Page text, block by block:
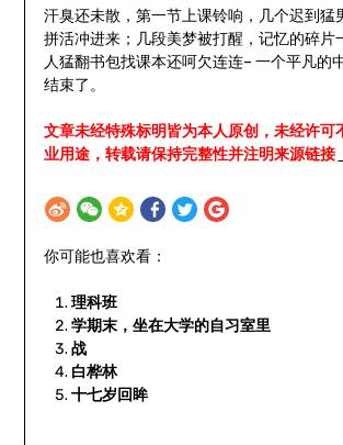
汗臭还未散，第一节上课铃响，几个迟到猛
拼活冲进来；几段美梦被打醒，记忆的碎片
人猛翻书包找课本还呵欠连连– 一个平凡的
结束了。
文章未经特殊标明皆为本人原创，未经许可
业用途，转载请保持完整性并注明来源链接
你可能也喜欢看：
理科班
学期末，坐在大学的自习室里
战
白桦林
十七岁回眸